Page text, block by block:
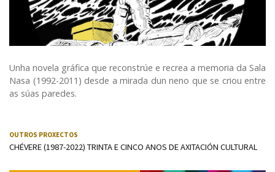
Unha novela gráfica que reconstrúe e recrea a memoria da Sala
Nasa (1992-2011) desde a mirada dun neno que se criou entre
as súas paredes.
OUTROS PROXECTOS
CHÉVERE (1987-2022) TRINTA E CINCO ANOS DE AXITACIÓN CULTURAL